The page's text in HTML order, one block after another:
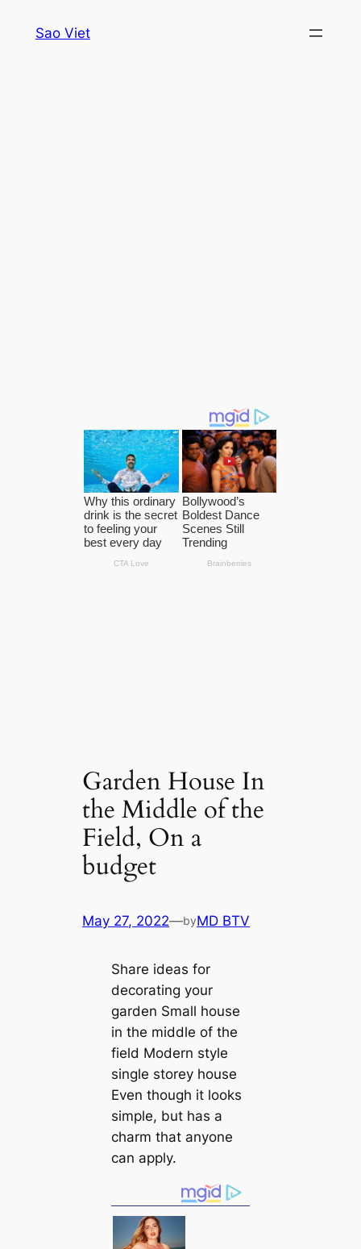
Sao Viet
Garden House In
the Middle of the
Field, On a
budget
May 27, 2022—byMD BTV
Share ideas for
decorating your
garden Small house
in the middle of the
field Modern style
single storey house
Even though it looks
simple, but has a
charm that anyone
can apply.